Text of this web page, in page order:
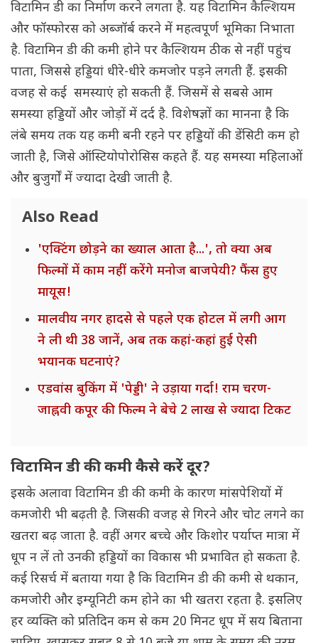
विटामिन डी का निर्माण करने लगता है. यह विटामिन कैल्शियम
और फॉस्फोरस को अब्जॉर्ब करने में महत्वपूर्ण भूमिका निभाता
है. विटामिन डी की कमी होने पर कैल्शियम ठीक से नहीं पहुंच
पाता, जिससे हड्डियां धीरे-धीरे कमजोर पड़ने लगती हैं. इसकी
वजह से कई समस्याएं हो सकती हैं. जिसमें से सबसे आम
समस्या हड्डियों और जोड़ों में दर्द है. विशेषज्ञों का मानना है कि
लंबे समय तक यह कमी बनी रहने पर हड्डियों की डेंसिटी कम हो
जाती है, जिसे ऑस्टियोपोरोसिस कहते हैं. यह समस्या महिलाओं
और बुजुर्गों में ज्यादा देखी जाती है.
Also Read
'एक्टिंग छोड़ने का ख्याल आता है...', तो क्या अब
फिल्मों में काम नहीं करेंगे मनोज बाजपेयी? फैंस हुए
मायूस!
मालवीय नगर हादसे से पहले एक होटल में लगी आग
ने ली थी 38 जानें, अब तक कहां-कहां हुई ऐसी
भयानक घटनाएं?
एडवांस बुकिंग में 'पेड्डी' ने उड़ाया गर्दा! राम चरण-
जाह्नवी कपूर की फिल्म ने बेचे 2 लाख से ज्यादा टिकट
विटामिन डी की कमी कैसे करें दूर?
इसके अलावा विटामिन डी की कमी के कारण मांसपेशियों में
कमजोरी भी बढ़ती है. जिसकी वजह से गिरने और चोट लगने का
खतरा बढ़ जाता है. वहीं अगर बच्चे और किशोर पर्याप्त मात्रा में
धूप न लें तो उनकी हड्डियों का विकास भी प्रभावित हो सकता है.
कई रिसर्च में बताया गया है कि विटामिन डी की कमी से थकान,
कमजोरी और इम्यूनिटी कम होने का भी खतरा रहता है. इसलिए
हर व्यक्ति को प्रतिदिन कम से कम 20 मिनट धूप में सय बिताना